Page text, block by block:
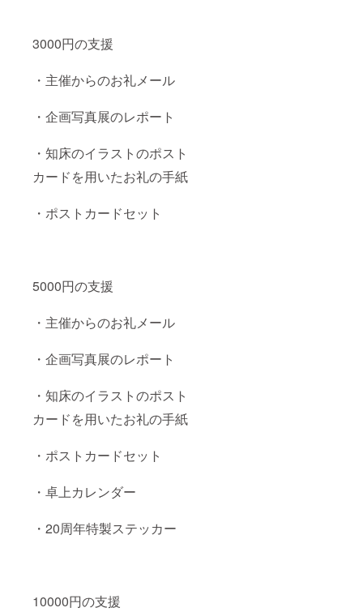
3000円の支援
・主催からのお礼メール
・企画写真展のレポート
・知床のイラストのポスト
カードを用いたお礼の手紙
・ポストカードセット
5000円の支援
・主催からのお礼メール
・企画写真展のレポート
・知床のイラストのポスト
カードを用いたお礼の手紙
・ポストカードセット
・卓上カレンダー
・20周年特製ステッカー
10000円の支援